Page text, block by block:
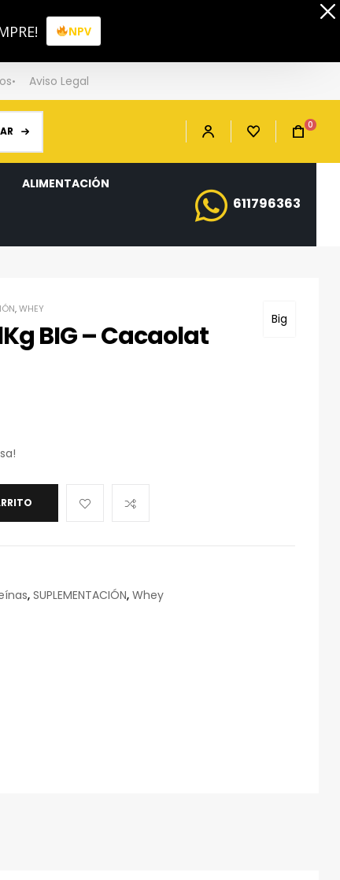
NPV
Aviso Legal
0
ALIMENTACIÓN
611796363
Big
,WHEY
BIG – Cacaolat
, SUPLEMENTACIÓN, Whey